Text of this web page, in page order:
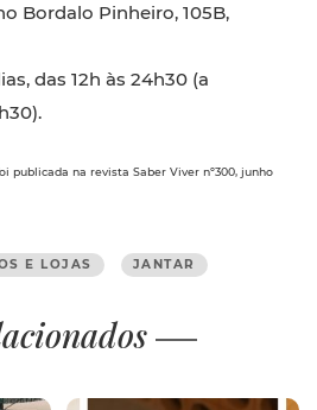
Bordalo Pinheiro, 105B,
das 12h às 24h30 (a
publicada na revista Saber Viver nº300, junho
E LOJAS JANTAR